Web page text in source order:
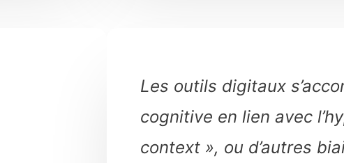
Les outils digitaux
cognitive en lien avec
context », ou d’autres